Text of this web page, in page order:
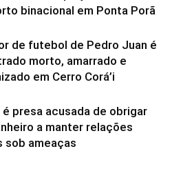
binacional em Ponta Porã
de futebol de Pedro Juan é
morto, amarrado e
em Cerro Corá’i
é presa acusada de obrigar
a manter relações
sob ameaças